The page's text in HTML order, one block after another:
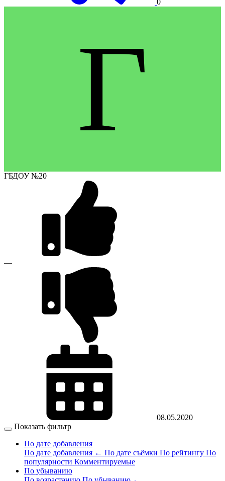
0
Г
ГБДОУ №20
—
08.05.2020
Показать фильтр
По дате добавления
По дате добавления ← По дате съёмки По рейтингу По
популярности Комментируемые
По убыванию